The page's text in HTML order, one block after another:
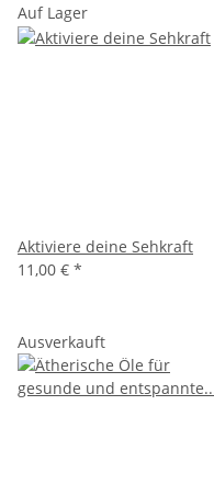
Auf Lager
Aktiviere deine Sehkraft
11,00 € *
Ausverkauft